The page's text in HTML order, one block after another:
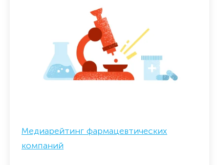
Медиарейтинг фармацевтических
компаний